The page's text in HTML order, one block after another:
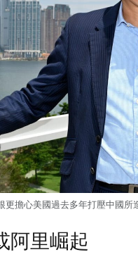
更擔心美國過去多年打壓中國所
阿里崛起